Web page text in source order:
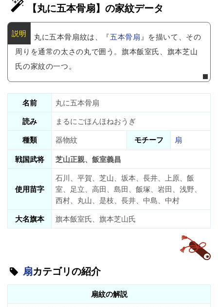
【丸に五本骨扇】の家紋データ
丸に五本骨扇紋は、『五本骨扇』を描いて、その
周りを通常の太さの丸で囲う。旗本飯室氏、旗本芝山
氏の家紋の一つ。
名前
丸に五本骨扇
読み
まるにごほんほねおうぎ
種類
器物紋 モチーフ
扇
戦国武将
芝山正親、飯室義昌
使用苗字
石川、平賀、芝山、坂本、長井、上原、飯
室、足立、高田、島田、飯塚、岩田、浅野、
西村、丸山、是枝、長井、中島、中村
大名旗本
旗本飯室氏、旗本芝山氏
扇カテゴリの紹介
扇紋の解説